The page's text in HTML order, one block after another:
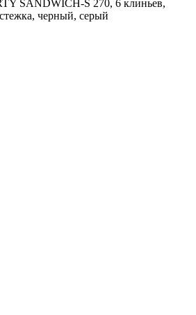
SANDWICH-S 270, 6 клиньев,
черный, серый